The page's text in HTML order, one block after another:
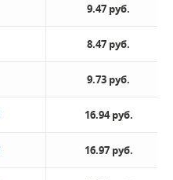
9.47 руб.
8.47 руб.
9.73 руб.
16.94 руб.
16.97 руб.